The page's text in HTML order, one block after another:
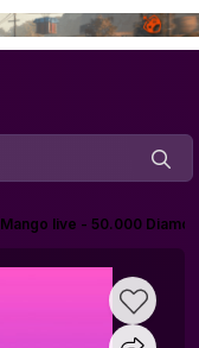
Mango live - 50.000